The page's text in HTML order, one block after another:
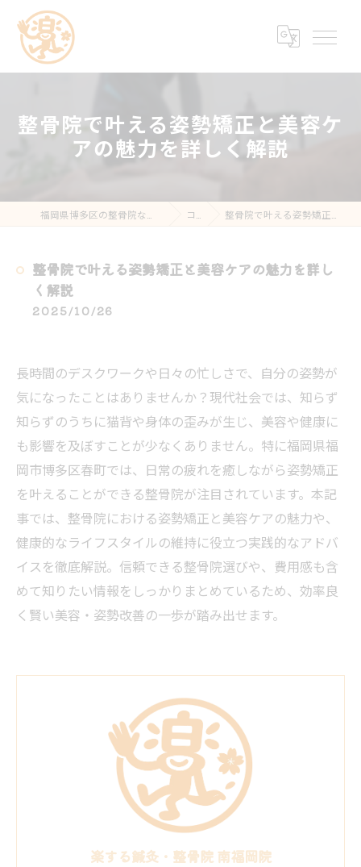
整骨院で叶える姿勢矯正と美容ケ
アの魅力を詳しく解説
コラム 整骨院で叶える姿勢矯正と美容ケアの魅力を詳しく解説
整骨院で叶える姿勢矯正と美容ケアの魅力を詳し
く解説
2025/10/26
長時間のデスクワークや日々の忙しさで、自分の姿勢が
気になったことはありませんか？現代社会では、知らず
知らずのうちに猫背や身体の歪みが生じ、美容や健康に
も影響を及ぼすことが少なくありません。特に福岡県福
岡市博多区春町では、日常の疲れを癒しながら姿勢矯正
を叶えることができる整骨院が注目されています。本記
事では、整骨院における姿勢矯正と美容ケアの魅力や、
健康的なライフスタイルの維持に役立つ実践的なアドバ
イスを徹底解説。信頼できる整骨院選びや、費用感も含
めて知りたい情報をしっかりまとめているため、効率良
く賢い美容・姿勢改善の一歩が踏み出せます。
楽する鍼灸・整骨院 南福岡院